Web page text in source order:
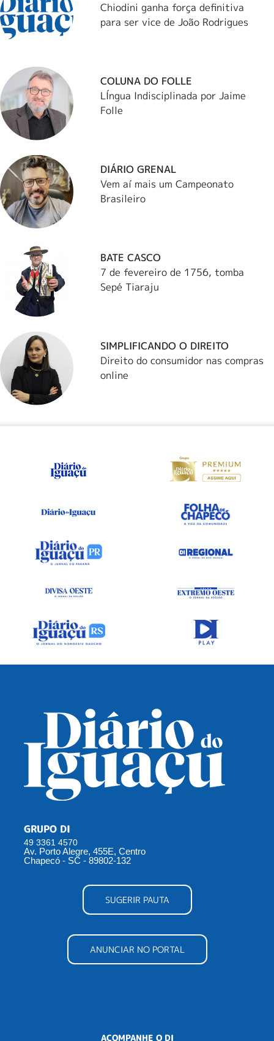
Chiodini ganha força definitiva
para ser vice de João Rodrigues
COLUNA DO FOLLE
LÍngua Indisciplinada por Jaime
Folle
DIÁRIO GRENAL
Vem aí mais um Campeonato
Brasileiro
BATE CASCO
7 de fevereiro de 1756, tomba
Sepé Tiaraju
SIMPLIFICANDO O DIREITO
Direito do consumidor nas compras
online
GRUPO DI
49 3361 4570
Av. Porto Alegre, 455E, Centro
Chapecó - SC - 89802-132
SUGERIR PAUTA
ANUNCIAR NO PORTAL
ACOMPANHE O DI